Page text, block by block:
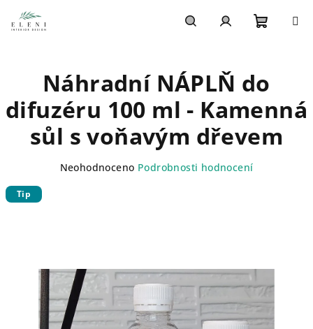
na
obsah
košík
Náhradní NÁPLŇ do
difuzéru 100 ml - Kamenná
sůl s voňavým dřevem
Průměrné
Neohodnoceno Podrobnosti hodnocení
Tip